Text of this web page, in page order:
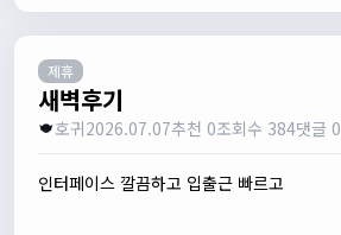
제휴
새벽후기
호귀2026.07.07추천 0조회수 384댓글 0
인터페이스 깔끔하고 입출근 빠르고